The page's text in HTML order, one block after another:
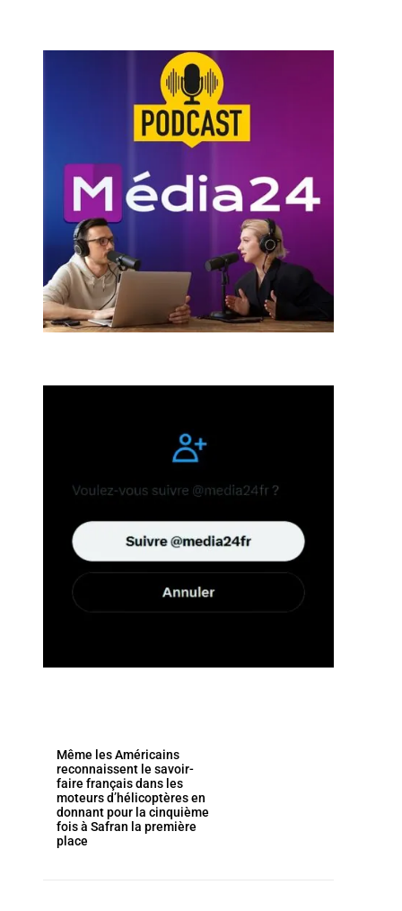
Même les Américains
reconnaissent le savoir-
faire français dans les
moteurs d’hélicoptères en
donnant pour la cinquième
fois à Safran la première
place